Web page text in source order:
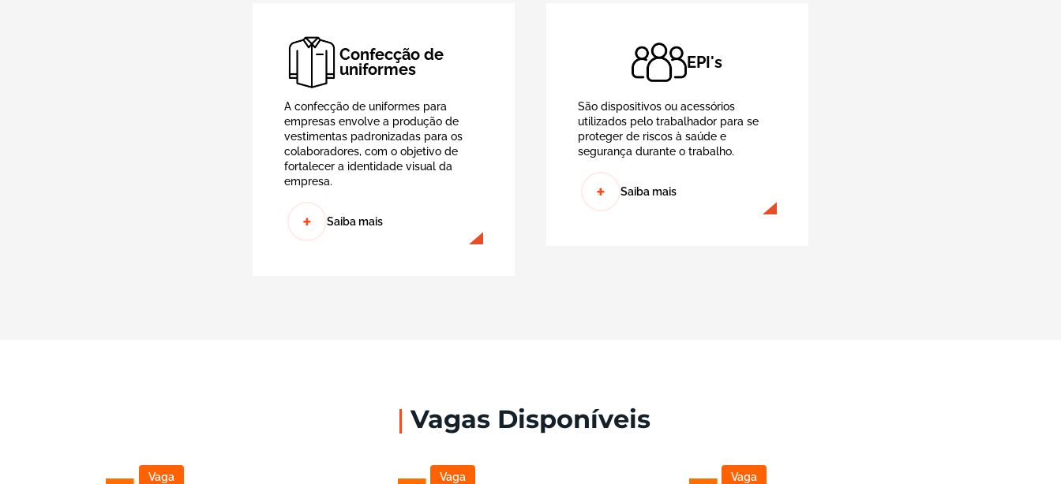
Confecção de
uniformes
A confecção de uniformes para
empresas envolve a produção de
vestimentas padronizadas para os
colaboradores, com o objetivo de
fortalecer a identidade visual da
empresa.
+ Saiba mais
EPI's
São dispositivos ou acessórios
utilizados pelo trabalhador para se
proteger de riscos à saúde e
segurança durante o trabalho.
+ Saiba mais
Vagas Disponíveis